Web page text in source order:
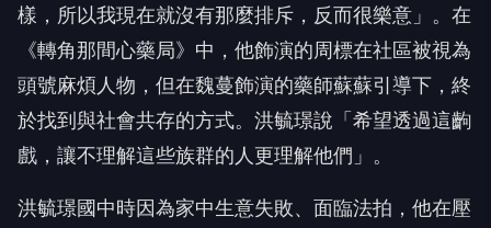
樣，所以我現在就沒有那麼排斥，反而很樂意」。在
《轉角那間心藥局》中，他飾演的周標在社區被視為
頭號麻煩人物，但在魏蔓飾演的藥師蘇蘇引導下，終
於找到與社會共存的方式。洪毓璟說「希望透過這齣
戲，讓不理解這些族群的人更理解他們」。
洪毓璟國中時因為家中生意失敗、面臨法拍，他在壓